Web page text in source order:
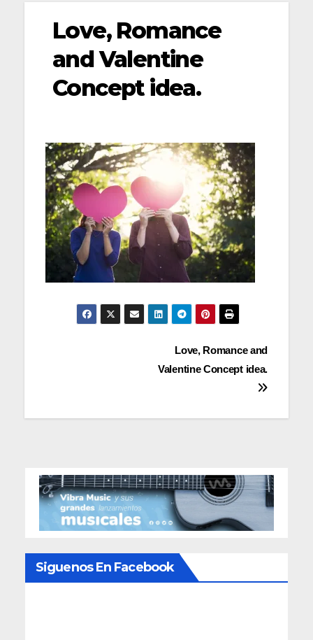
Love, Romance
and Valentine
Concept idea.
entradas
Love, Romance and
Valentine Concept idea.
Siguenos En Facebook